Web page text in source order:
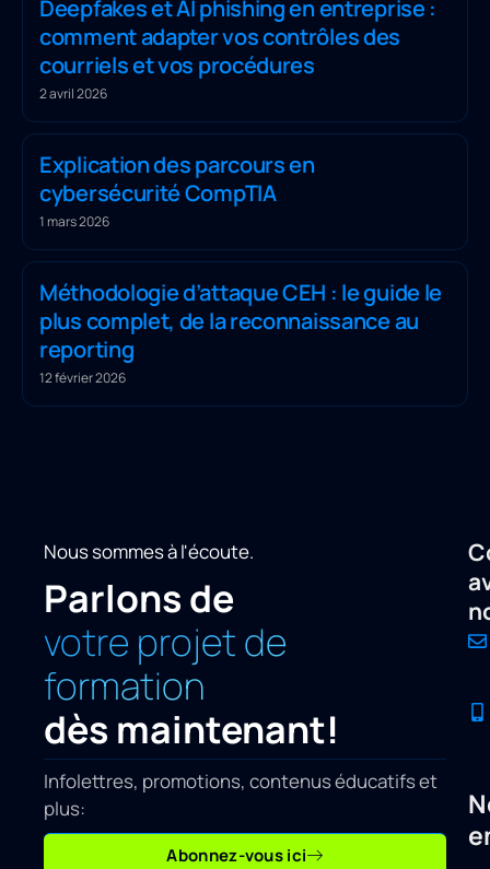
Deepfakes et AI phishing en entreprise :
comment adapter vos contrôles des
courriels et vos procédures
2 avril 2026
Explication des parcours en
cybersécurité CompTIA
1 mars 2026
Méthodologie d’attaque CEH : le guide le
plus complet, de la reconnaissance au
reporting
12 février 2026
Nous sommes à l'écoute.
Parlons de
votre projet de
formation
dès maintenant!
Infolettres, promotions, contenus éducatifs et
plus:
Abonnez-vous ici